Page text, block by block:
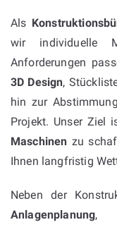
Als
wir individuelle
Anforderungen
3D Design,
hin zur
Projekt. Unser Ziel
Maschinen zu
Ihnen langfristig
Neben der
Anlagenplanung,